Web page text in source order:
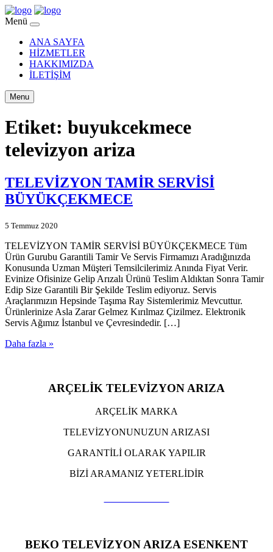
Menü
ANA SAYFA
HİZMETLER
HAKKIMIZDA
İLETİŞİM
Menu
Etiket: buyukcekmece
televizyon ariza
TELEVİZYON TAMİR SERVİSİ
BÜYÜKÇEKMECE
5 Temmuz 2020
TELEVİZYON TAMİR SERVİSİ BÜYÜKÇEKMECE Tüm
Ürün Gurubu Garantili Tamir Ve Servis Firmamızı Aradığınızda
Konusunda Uzman Müşteri Temsilcilerimiz Anında Fiyat Verir.
Evinize Ofisinize Gelip Arızalı Ürünü Teslim Aldıktan Sonra Tamir
Edip Size Garantili Bir Şekilde Teslim ediyoruz. Servis
Araçlarımızın Hepsinde Taşıma Ray Sistemlerimiz Mevcuttur.
Ürünlerinize Asla Zarar Gelmez Kırılmaz Çizilmez. Elektronik
Servis Ağımız İstanbul ve Çevresindedir. […]
Daha fazla »
ARÇELİK TELEVİZYON ARIZA
ARÇELİK MARKA
TELEVİZYONUNUZUN ARIZASI
GARANTİLİ OLARAK YAPILIR
BİZİ ARAMANIZ YETERLİDİR
BEKO TELEVİZYON ARIZA ESENKENT